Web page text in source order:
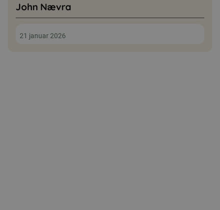
John Nævra
21 januar 2026